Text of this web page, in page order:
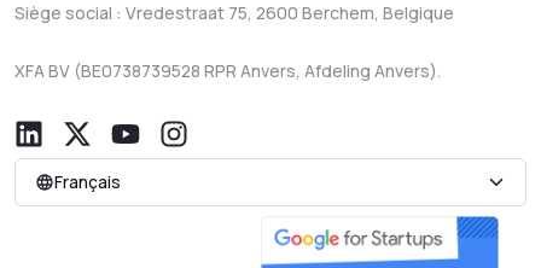
Siège social : Vredestraat 75, 2600 Berchem, Belgique
XFA BV (BE0738739528 RPR Anvers, Afdeling Anvers).
Français